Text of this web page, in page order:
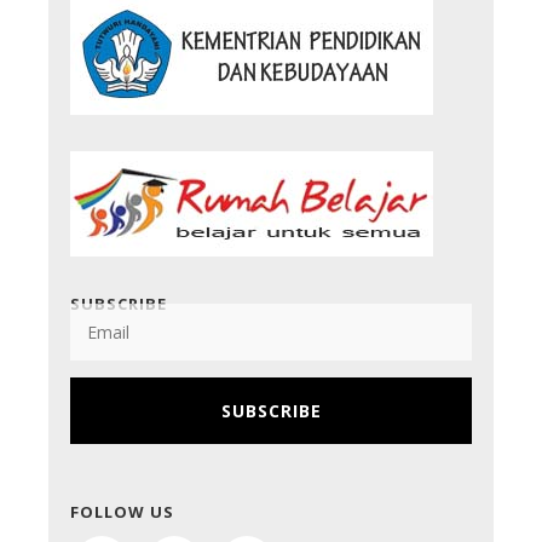
SUBSCRIBE
SUBSCRIBE
FOLLOW US